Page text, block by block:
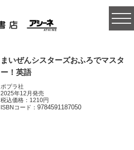
まいぜんシスターズおふろでマスタ
ー！英語
ポプラ社
2025年12月発売
税込価格：1210円
ISBNコード：9784591187050